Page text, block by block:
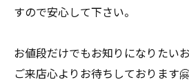
すので安心して下さい。
お値段だけでもお知りになりたい
ご来店心よりお待ちしております